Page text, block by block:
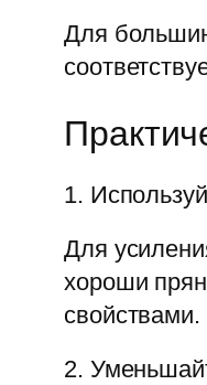
Для
1.
Для
хороши
свойствами.
2.